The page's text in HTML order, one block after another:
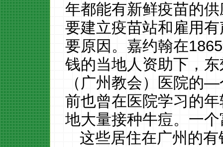
年都能有新鲜疫苗的
要建立疫苗站和雇用
要原因。嘉约翰在
钱的当地人资助下，
（广州教会）医院的—
前也曾在医院学习的
地大量接种牛痘。一
这些居住在广州的